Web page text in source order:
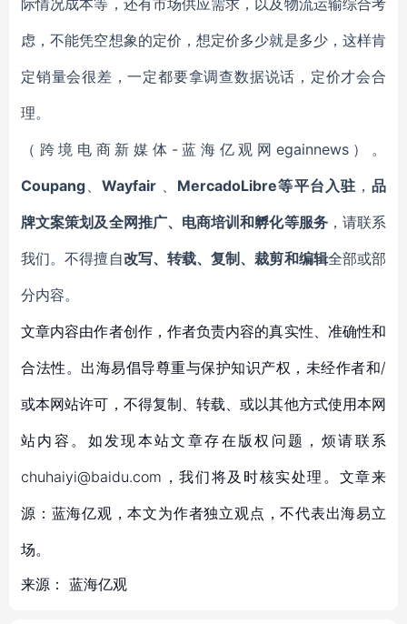
际情况成本等，还有市场供应需求，以及物流运输综合考
虑，不能凭空想象的定价，想定价多少就是多少，这样肯
定销量会很差，一定都要拿调查数据说话，定价才会合
理。
（跨境电商新媒体-蓝海亿观网egainnews）。
Coupang、Wayfair 、 MercadoLibre等平台入驻 ，品
牌文案策划及全网推广、电商培训和孵化等服务，请联系
我们。不得擅自改写、转载、复制、裁剪和编辑全部或部
分内容。
文章内容由作者创作，作者负责内容的真实性、准确性和
合法性。出海易倡导尊重与保护知识产权，未经作者和/
或本网站许可，不得复制、转载、或以其他方式使用本网
站内容。如发现本站文章存在版权问题，烦请联系
chuhaiyi@baidu.com，我们将及时核实处理。文章来
源：蓝海亿观，本文为作者独立观点，不代表出海易立
场。
来源： 蓝海亿观